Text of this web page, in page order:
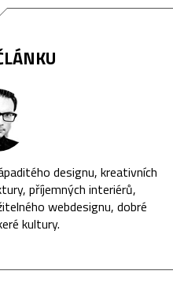
designu, kreativních
příjemných interiérů,
webdesignu, dobré
kultury.